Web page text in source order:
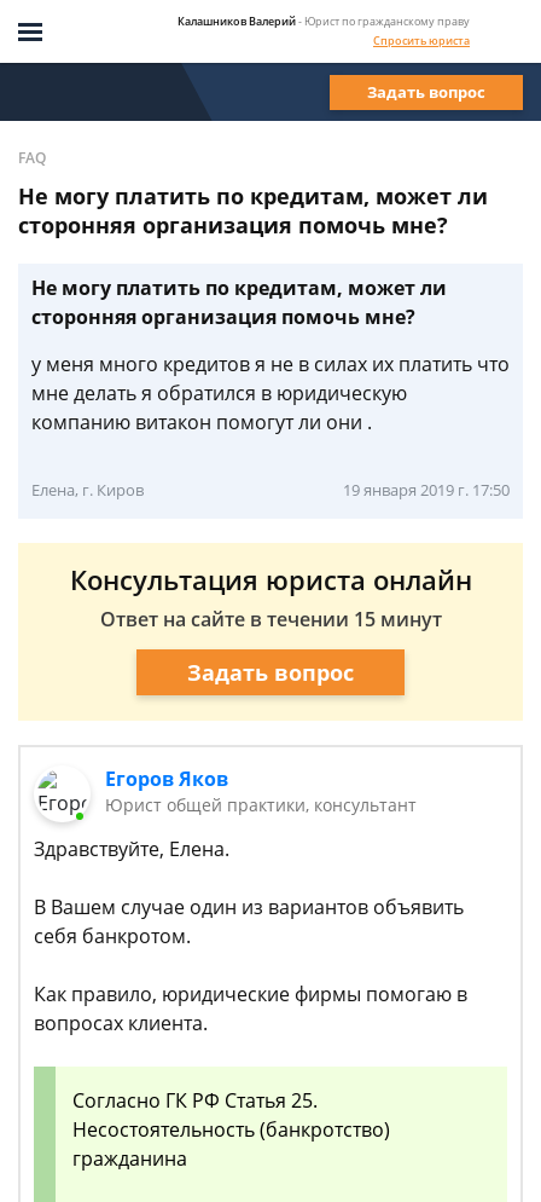
Калашников Валерий- Юрист по гражданскому праву
Спросить юриста
Задать вопрос
FAQ
Не могу платить по кредитам, может ли
сторонняя организация помочь мне?
Не могу платить по кредитам, может ли
сторонняя организация помочь мне?
у меня много кредитов я не в силах их платить что
мне делать я обратился в юридическую
компанию витакон помогут ли они .
Елена, г. Киров 19 января 2019 г. 17:50
Консультация юриста онлайн
Ответ на сайте в течении 15 минут
Задать вопрос
Егоров Яков
Юрист общей практики, консультант
Здравствуйте, Елена.
В Вашем случае один из вариантов объявить
себя банкротом.
Как правило, юридические фирмы помогаю в
вопросах клиента.
Согласно ГК РФ Статья 25.
Несостоятельность (банкротство)
гражданина